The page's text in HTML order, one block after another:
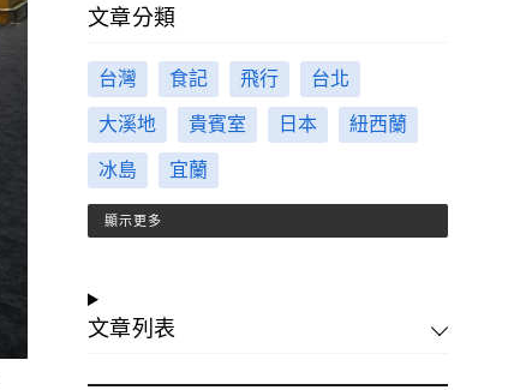
文章分類
台灣 食記 飛行
台北
大溪地
貴賓室 日本
紐西蘭
冰島
宜蘭
顯示更多
文章列表